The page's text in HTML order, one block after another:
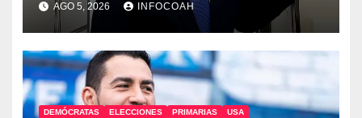
AGO 5, 2026 INFOCOAH
DEMÓCRATAS ELECCIONES PRIMARIAS USA